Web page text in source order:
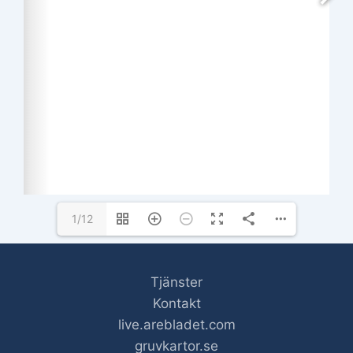
1/12
Tjänster
Kontakt
live.arebladet.com
gruvkartor.se